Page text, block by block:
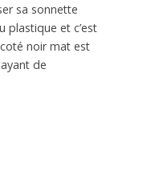
sa sonnette
plastique et c’est
noir mat est
de